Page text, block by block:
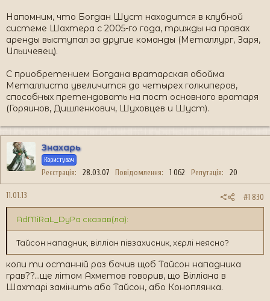
Напомним, что Богдан Шуст находится в клубной
системе Шахтера с 2005-го года, трижды на правах
аренды выступал за другие команды (Металлург, Заря,
Ильичевец).
С приобретением Богдана вратарская обойма
Металлиста увеличится до четырех голкиперов,
способных претендовать на пост основного вратаря
(Горяинов, Дишленкович, Шуховцев и Шуст).
Знахарь
Користувач
Реєстрація 28.03.07 Повідомлення 1 062 Репутація 20
11.01.13 #1 830
AdMiRaL_DyPa сказав(ла):
Тайсон нападник, вілліан півзахисник, хєрлі неясно?
коли ти останній раз бачив щоб Тайсон нападника
грав??...ще літом Ахметов говорив, що Вілліана в
Шахтарі замінить або Тайсон, або Коноплянка.